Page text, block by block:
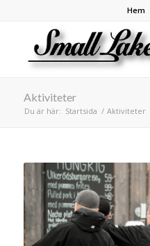
Hem
Aktiviteter
Du är här: Startsida / Aktiviteter